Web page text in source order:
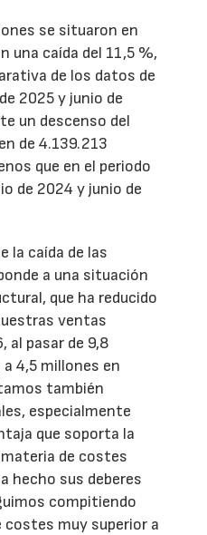
se situaron en
una caída del 11,5 %,
de los datos de
2025 y junio de
un descenso del
de 4.139.213
que en el periodo
de 2024 y junio de
la caída de las
a una situación
que ha reducido
ventas
al pasar de 9,8
4,5 millones en
también
especialmente
que soporta la
de costes
hecho sus deberes
compitiendo
muy superior a